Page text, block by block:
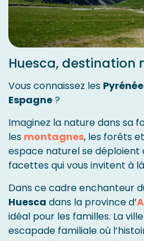
Huesca,
Vous connaissez les
Espagne?
Imaginez la nature dans sa
les montagnes, les forêts
espace naturel se déploient
facettes qui vous invitent à
Dans ce cadre enchanteur
Huesca dans la province d’
idéal pour les familles. La
escapade familiale où